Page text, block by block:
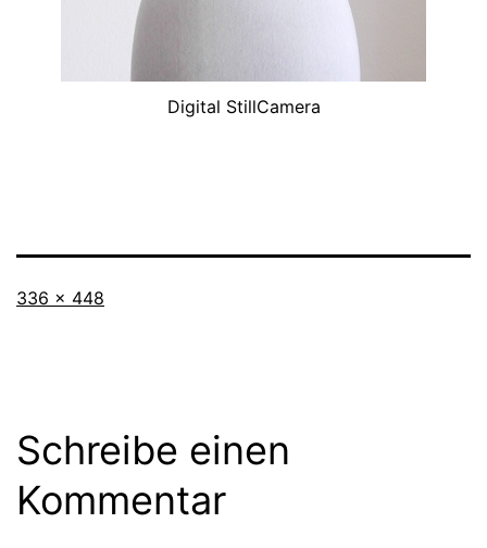
Digital StillCamera
Originalgröße
336 × 448
Schreibe einen
Kommentar